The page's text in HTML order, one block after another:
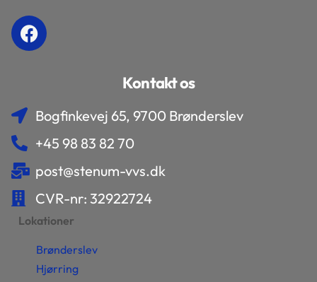
Kontakt os
Bogfinkevej 65, 9700 Brønderslev
+45 98 83 82 70
post@stenum-vvs.dk
CVR-nr: 32922724
Lokationer
Brønderslev
Hjørring